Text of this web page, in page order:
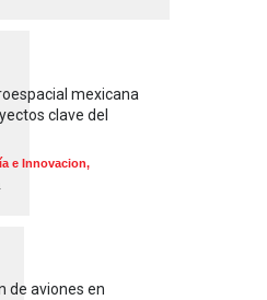
mexicana
clave del
e Innovacion,
de aviones en